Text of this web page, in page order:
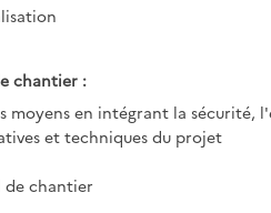
chantier :
moyens en intégrant la sécurité,
et techniques du projet
de chantier